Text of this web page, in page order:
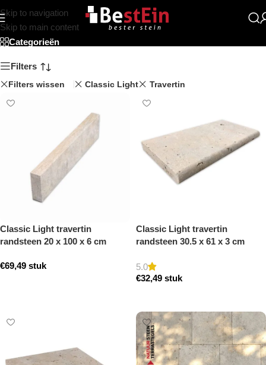
Skip to navigation
Skip to main content
Winkel
Categorieën
Filters
Filters wissen Classic Light Travertin
Classic Light travertin
randsteen 20 x 100 x 6 cm
getrommeld
€69,49 stuk
Classic Light travertin
randsteen 30.5 x 61 x 3 cm
getrommeld
5.0
€32,49 stuk